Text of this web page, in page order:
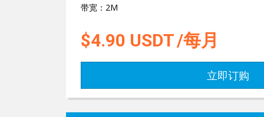
带宽：2M
$4.90 USDT/每月
立即订购